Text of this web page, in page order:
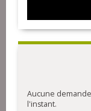
Aucune
l'instant.